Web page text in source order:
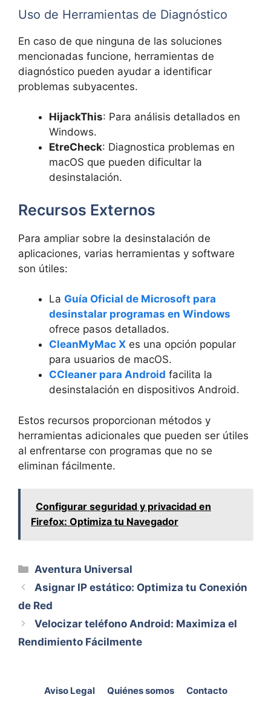
Uso de Herramientas de Diagnóstico
En caso de que ninguna de las soluciones
mencionadas funcione, herramientas de
diagnóstico pueden ayudar a identificar
problemas subyacentes.
HijackThis: Para análisis detallados en
Windows.
EtreCheck: Diagnostica problemas en
macOS que pueden dificultar la
desinstalación.
Recursos Externos
Para ampliar sobre la desinstalación de
aplicaciones, varias herramientas y software
son útiles:
La Guía Oficial de Microsoft para
desinstalar programas en Windows
ofrece pasos detallados.
CleanMyMac X es una opción popular
para usuarios de macOS.
CCleaner para Android facilita la
desinstalación en dispositivos Android.
Estos recursos proporcionan métodos y
herramientas adicionales que pueden ser útiles
al enfrentarse con programas que no se
eliminan fácilmente.
Configurar seguridad y privacidad en
Firefox: Optimiza tu Navegador
Categorías
Aventura Universal
Asignar IP estático: Optimiza tu Conexión
de Red
Velocizar teléfono Android: Maximiza el
Rendimiento Fácilmente
Aviso Legal Quiénes somos Contacto